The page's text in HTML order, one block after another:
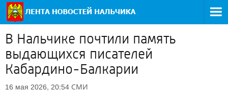
В Нальчике почтили память
выдающихся писателей
Кабардино-Балкарии
16 мая 2026, 20:54 СМИ